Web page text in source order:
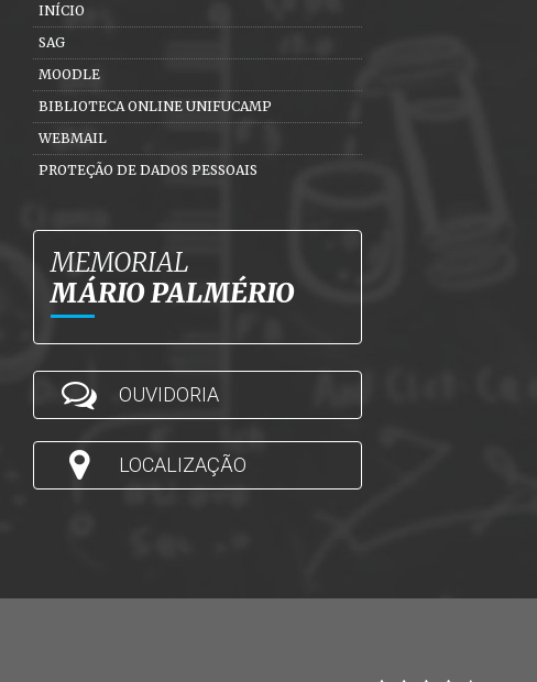
INÍCIO
SAG
MOODLE
BIBLIOTECA ONLINE UNIFUCAMP
WEBMAIL
PROTEÇÃO DE DADOS PESSOAIS
MEMORIAL
MÁRIO PALMÉRIO
OUVIDORIA
LOCALIZAÇÃO